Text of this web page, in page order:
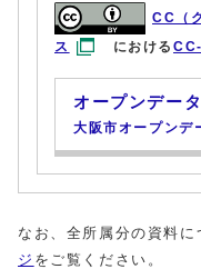
CC（
ス
における
オープンデー
大阪市オープンデ
なお、全所属分の資料に
ジ をご覧ください。